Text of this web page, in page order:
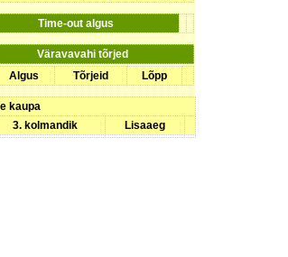
Time-out algus
Väravavahi tõrjed
Algus Tõrjeid Lõpp
kaupa
3. kolmandik Lisaaeg